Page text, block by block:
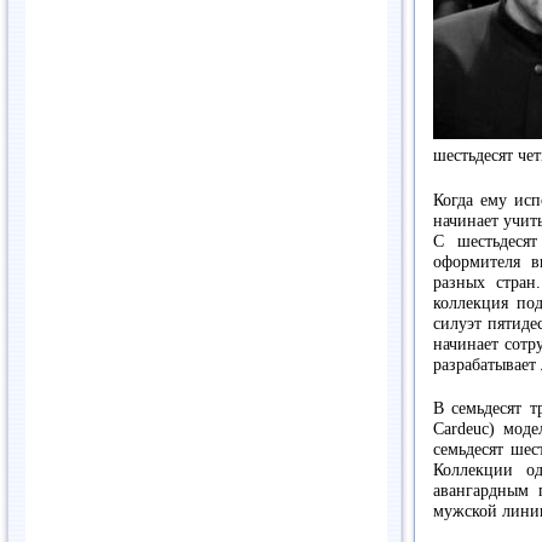
шестьдесят
Когда ему
начинает
С
оформителя
разных
коллекция
силуэт
начинает
В семьдесят
Cardeuc)
семьдесят
Коллекции
авангардным
мужской